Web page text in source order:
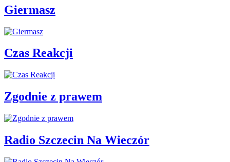
Giermasz
Czas Reakcji
Zgodnie z prawem
Radio Szczecin Na Wieczór